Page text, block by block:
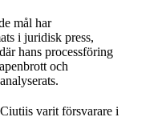
mål har
i juridisk press,
hans processföring
och
varit försvarare i